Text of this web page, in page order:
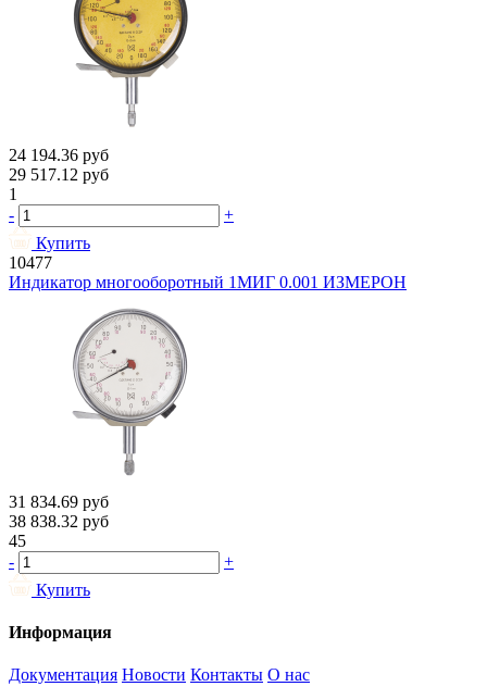
24 194.36 руб
29 517.12 руб
1
-
+
Купить
10477
Индикатор многооборотный 1МИГ 0.001 ИЗМЕРОН
31 834.69 руб
38 838.32 руб
45
-
+
Купить
Информация
Документация Новости Контакты О нас